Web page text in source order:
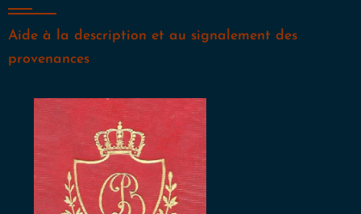
Aide à la description et au signalement des
provenances